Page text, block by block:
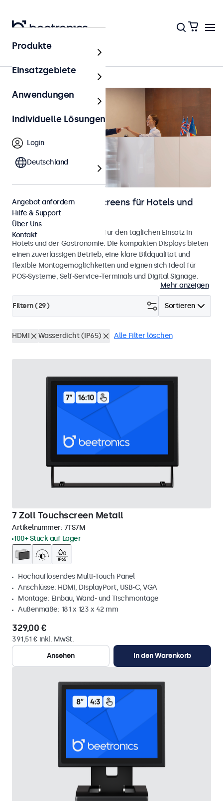
Startseite
Monitore und Touchscreens für Hotels und
Gastronomie
Monitore und Touchscreens für den täglichen Einsatz in
Hotels und der Gastronomie. Die kompakten Displays bieten
einen zuverlässigen Betrieb, eine klare Bildqualität und
flexible Montagemöglichkeiten und eignen sich ideal für
POS-Systeme, Self-Service-Terminals und Digital Signage.
Mehr anzeigen
Sortieren
Filtern (29)
HDMI Wasserdicht (IP65) Alle Filter löschen
7 Zoll Touchscreen Metall
Artikelnummer: 7TS7M
100+ Stück auf Lager
Hochauflösendes Multi-Touch Panel
Anschlüsse: HDMI, DisplayPort, USB-C, VGA
Montage: Einbau, Wand- und Tischmontage
Außenmaße: 181 x 123 x 42 mm
329,00 €
391,51 € inkl. MwSt.
Ansehen
In den Warenkorb
Produkte
Einsatzgebiete
Anwendungen
Individuelle Lösungen
Login
Deutschland
Angebot anfordern
Hilfe & Support
Über Uns
Kontakt